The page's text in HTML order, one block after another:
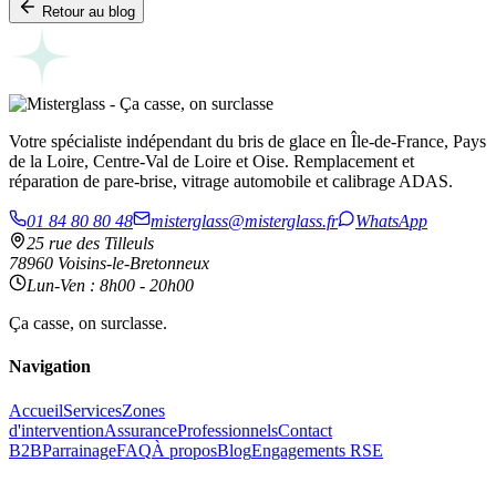
Retour au blog
Votre spécialiste indépendant du bris de glace en Île-de-France, Pays
de la Loire, Centre-Val de Loire et Oise. Remplacement et
réparation de pare-brise, vitrage automobile et calibrage ADAS.
01 84 80 80 48 misterglass@misterglass.fr
WhatsApp
25 rue des Tilleuls
78960 Voisins-le-Bretonneux
Lun-Ven : 8h00 - 20h00
Ça casse, on surclasse.
Navigation
AccueilServicesZones
d'interventionAssuranceProfessionnelsContact
B2BParrainageFAQÀ proposBlogEngagements RSE